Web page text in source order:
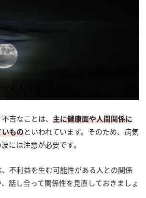
吉なことは、 主に健康面や人間関係に
ものといわれています。そのため、病気
には注意が必要です。
不利益を生む可能性がある人との関係
話し合って関係性を見直しておきましょ